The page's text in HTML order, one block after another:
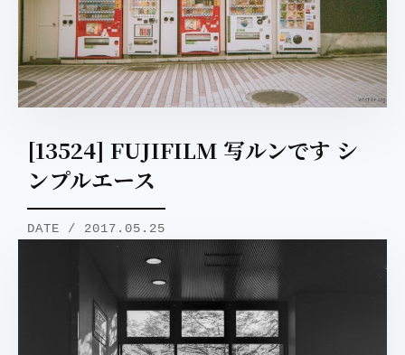
[13524] FUJIFILM 写ルンです シ
ンプルエース
DATE / 2017.05.25